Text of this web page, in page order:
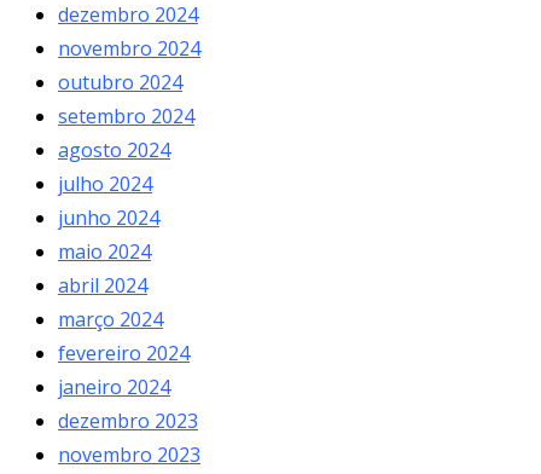
dezembro 2024
novembro 2024
outubro 2024
setembro 2024
agosto 2024
julho 2024
junho 2024
maio 2024
abril 2024
março 2024
fevereiro 2024
janeiro 2024
dezembro 2023
novembro 2023